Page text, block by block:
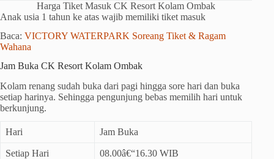
Harga Tiket Masuk CK Resort Kolam Ombak
Anak usia 1 tahun ke atas wajib memiliki tiket masuk
Baca: VICTORY WATERPARK Soreang Tiket & Ragam
Wahana
Jam Buka CK Resort Kolam Ombak
Kolam renang sudah buka dari pagi hingga sore hari dan buka
setiap harinya. Sehingga pengunjung bebas memilih hari untuk
berkunjung.
Hari Jam Buka
Setiap Hari 08.00â€“16.30 WIB